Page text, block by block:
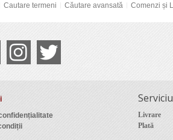
Cautare termeni Căutare avansată Comenzi și
Livrare
Plată